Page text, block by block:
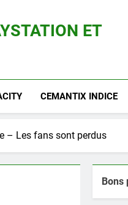
ET
CEMANTIX INDICE
– Les fans sont perdus
Bons